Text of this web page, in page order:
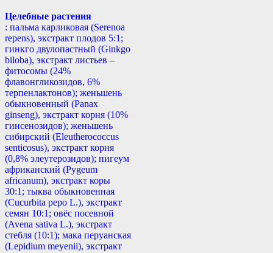
Целебные растения
: пальма карликовая (Serenoa
repens), экстракт плодов 5:1;
гинкго двулопастный (Ginkgo
biloba), экстракт листьев –
фитосомы (24%
флавонгликозидов, 6%
терпенлактонов); женьшень
обыкновенный (Panax
ginseng), экстракт корня (10%
гинсенозидов); женьшень
сибирский (Eleutherococcus
senticosus), экстракт корня
(0,8% элеутерозидов); пигеум
африканский (Pygeum
africanum), экстракт коры
30:1; тыква обыкновенная
(Cucurbita реро L.), экстракт
семян 10:1; овёс посевной
(Avena sativa L.), экстракт
стебля (10:1); мака перуанская
(Lepidium meyenii), экстракт